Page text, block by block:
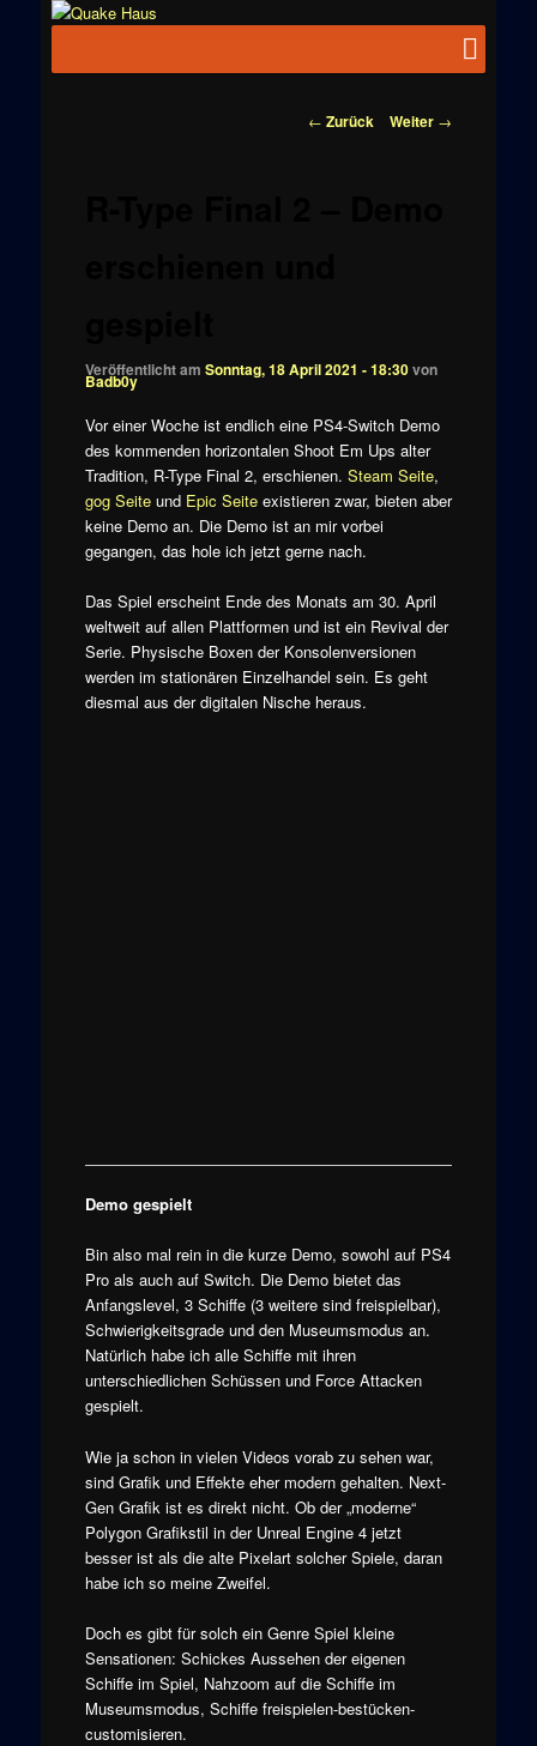
News zu
Beitragsnavigation
← Zurück Weiter →
Veröffentlicht am Sonntag, 18 April 2021 - 18:30von
Badb0y
Vor einer Woche ist endlich eine PS4-Switch Demo
des kommenden horizontalen Shoot Em Ups alter
Tradition, R-Type Final 2, erschienen. Steam Seite,
gog Seiteund Epic Seiteexistieren zwar, bieten aber
keine Demo an. Die Demo ist an mir vorbei
gegangen, das hole ich jetzt gerne nach.
Das Spiel erscheint Ende des Monats am 30. April
weltweit auf allen Plattformen und ist ein Revival der
Serie. Physische Boxen der Konsolenversionen
werden im stationären Einzelhandel sein. Es geht
diesmal aus der digitalen Nische heraus.
Demo gespielt
Bin also mal rein in die kurze Demo, sowohl auf PS4
Pro als auch auf Switch. Die Demo bietet das
Anfangslevel, 3 Schiffe (3 weitere sind freispielbar),
Schwierigkeitsgrade und den Museumsmodus an.
Natürlich habe ich alle Schiffe mit ihren
unterschiedlichen Schüssen und Force Attacken
gespielt.
Wie ja schon in vielen Videos vorab zu sehen war,
sind Grafik und Effekte eher modern gehalten. Next-
Gen Grafik ist es direkt nicht. Ob der „moderne“
Polygon Grafikstil in der Unreal Engine 4 jetzt
besser ist als die alte Pixelart solcher Spiele, daran
habe ich so meine Zweifel.
Doch es gibt für solch ein Genre Spiel kleine
Sensationen: Schickes Aussehen der eigenen
Schiffe im Spiel, Nahzoom auf die Schiffe im
Museumsmodus, Schiffe freispielen-bestücken-
customisieren.